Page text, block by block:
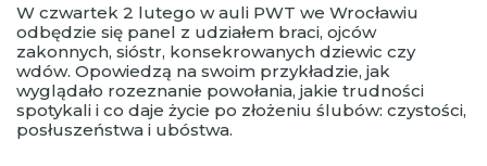
W czwartek 2 lutego w auli PWT we Wrocławiu
odbędzie się panel z udziałem braci, ojców
zakonnych, sióstr, konsekrowanych dziewic czy
wdów. Opowiedzą na swoim przykładzie, jak
wyglądało rozeznanie powołania, jakie trudności
spotykali i co daje życie po złożeniu ślubów: czystości,
posłuszeństwa i ubóstwa.